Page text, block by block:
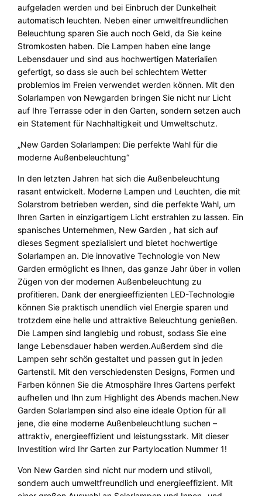
aufgeladen werden und bei Einbruch der Dunkelheit
automatisch leuchten. Neben einer umweltfreundlichen
Beleuchtung sparen Sie auch noch Geld, da Sie keine
Stromkosten haben. Die Lampen haben eine lange
Lebensdauer und sind aus hochwertigen Materialien
gefertigt, so dass sie auch bei schlechtem Wetter
problemlos im Freien verwendet werden können. Mit den
Solarlampen von Newgarden bringen Sie nicht nur Licht
auf Ihre Terrasse oder in den Garten, sondern setzen auch
ein Statement für Nachhaltigkeit und Umweltschutz.
„New Garden Solarlampen: Die perfekte Wahl für die
moderne Außenbeleuchtung“
In den letzten Jahren hat sich die Außenbeleuchtung
rasant entwickelt. Moderne Lampen und Leuchten, die mit
Solarstrom betrieben werden, sind die perfekte Wahl, um
Ihren Garten in einzigartigem Licht erstrahlen zu lassen. Ein
spanisches Unternehmen, New Garden , hat sich auf
dieses Segment spezialisiert und bietet hochwertige
Solarlampen an. Die innovative Technologie von New
Garden ermöglicht es Ihnen, das ganze Jahr über in vollen
Zügen von der modernen Außenbeleuchtung zu
profitieren. Dank der energieeffizienten LED-Technologie
können Sie praktisch unendlich viel Energie sparen und
trotzdem eine helle und attraktive Beleuchtung genießen.
Die Lampen sind langlebig und robust, sodass Sie eine
lange Lebensdauer haben werden.Außerdem sind die
Lampen sehr schön gestaltet und passen gut in jeden
Gartenstil. Mit den verschiedensten Designs, Formen und
Farben können Sie die Atmosphäre Ihres Gartens perfekt
aufhellen und Ihn zum Highlight des Abends machen.New
Garden Solarlampen sind also eine ideale Option für all
jene, die eine moderne Außenbeleuchtlung suchen –
attraktiv, energieeffizient und leistungsstark. Mit dieser
Investition wird Ihr Garten zur Partylocation Nummer 1!
Von New Garden sind nicht nur modern und stilvoll,
sondern auch umweltfreundlich und energieeffizient. Mit